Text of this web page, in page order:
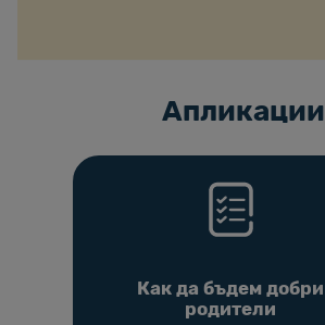
Aпликации
Как да бъдем добри
родители